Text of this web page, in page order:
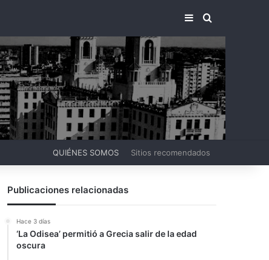
BARRA LATERAL
BUSCAR
QUIÉNES SOMOS Sitios recomendados
Publicaciones relacionadas
Hace 3 días
‘La Odisea’ permitió a Grecia salir de la edad
oscura